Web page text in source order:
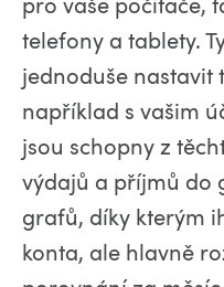
telefony a tablety.
jednoduše nastavit
například s vašim
jsou schopny z
výdajů a příjmů do
grafů, díky kterým
konta, ale hlavně